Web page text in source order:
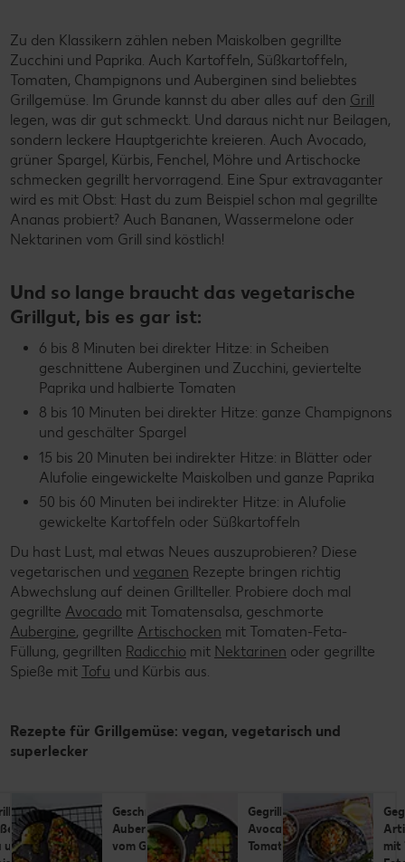
Zu den Klassikern zählen neben Maiskolben gegrillte
Zucchini und Paprika. Auch Kartoffeln, Süßkartoffeln,
Tomaten, Champignons und Auberginen sind beliebtes
Grillgemüse. Im Grunde kannst du aber alles auf den Grill
legen, was dir gut schmeckt. Und daraus nicht nur Beilagen,
sondern leckere Hauptgerichte kreieren. Auch Avocado,
grüner Spargel, Kürbis, Fenchel, Möhre und Artischocke
schmecken gegrillt hervorragend. Eine Spur extravaganter
wird es mit Obst: Hast du zum Beispiel schon mal gegrillte
Ananas probiert? Auch Bananen, Wassermelone oder
Nektarinen vom Grill sind köstlich!
Und so lange braucht das vegetarische
Grillgut, bis es gar ist:
6 bis 8 Minuten bei direkter Hitze: in Scheiben
geschnittene Auberginen und Zucchini, geviertelte
Paprika und halbierte Tomaten
8 bis 10 Minuten bei direkter Hitze: ganze Champignons
und geschälter Spargel
15 bis 20 Minuten bei indirekter Hitze: in Blätter oder
Alufolie eingewickelte Maiskolben und ganze Paprika
50 bis 60 Minuten bei indirekter Hitze: in Alufolie
gewickelte Kartoffeln oder Süßkartoffeln
Du hast Lust, mal etwas Neues auszuprobieren? Diese
vegetarischen und veganen Rezepte bringen richtig
Abwechslung auf deinen Grillteller. Probiere doch mal
gegrillte Avocado mit Tomatensalsa, geschmorte
Aubergine, gegrillte Artischocken mit Tomaten-Feta-
Füllung, gegrillten Radicchio mit Nektarinen oder gegrillte
Spieße mit Tofu und Kürbis aus.
Rezepte für Grillgemüse: vegan, vegetarisch und
superlecker
mit
Gegrillte
Artischocken
mit Tomaten-
Gegrillter
Radicchio vom
Grill mit